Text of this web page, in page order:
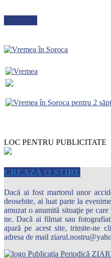
LOC PENTRU PUBLICITATE
CREAZĂ O ȘTIRE
Dacă ai fost martorul unor
deosebite, ai luat parte la
amuzat o anumită situaţie pe
ne. Dacă ai filmat sau
apară pe acest site, trimite-ne
adresa de mail